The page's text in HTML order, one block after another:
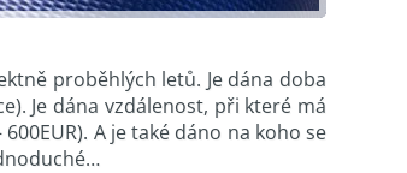
proběhlých letů. Je dána doba
Je dána vzdálenost, při které má
A je také dáno na koho se